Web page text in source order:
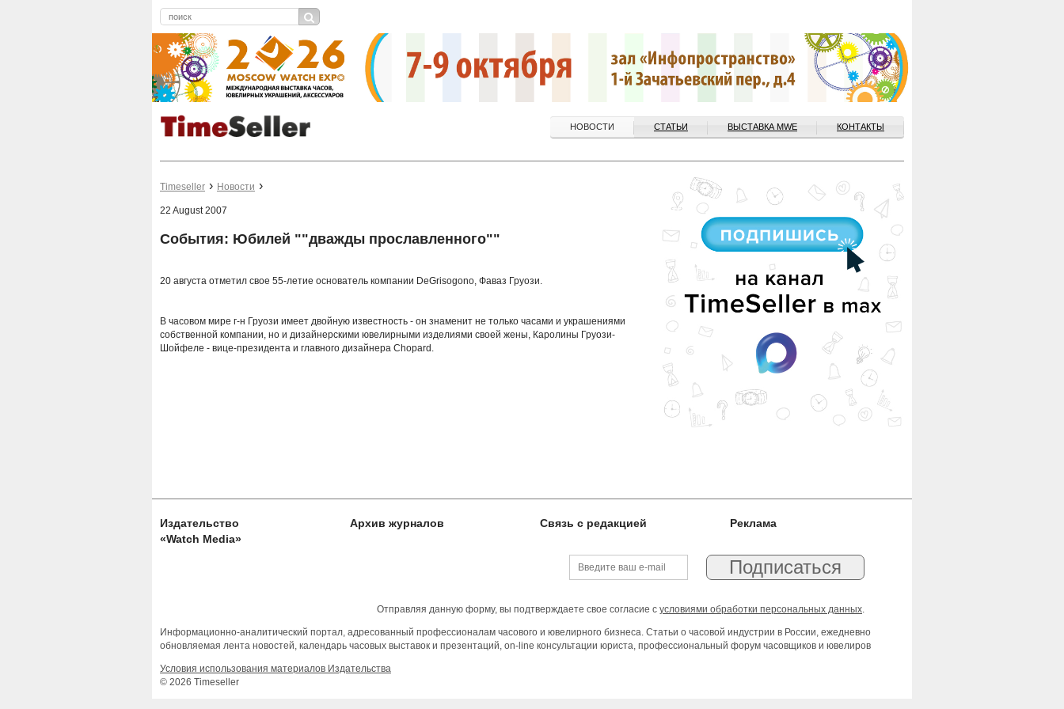
НОВОСТИ СТАТЬИ ВЫСТАВКА MWE КОНТАКТЫ
Timeseller Новости
22 August 2007
События: Юбилей ""дважды прославленного""
20 августа отметил свое 55-летие основатель компании DeGrisogono, Фаваз Груози.
В часовом мире г-н Груози имеет двойную известность - он знаменит не только часами и украшениями
собственной компании, но и дизайнерскими ювелирными изделиями своей жены, Каролины Груози-
Шойфеле - вице-президента и главного дизайнера Chopard.
Издательство
«Watch Media»
Архив журналов Связь с редакцией Реклама
Отправляя данную форму, вы подтверждаете свое согласие с условиями обработки персональных данных.
Информационно-аналитический портал, адресованный профессионалам часового и ювелирного бизнеса. Статьи о часовой индустрии в России, ежедневно
обновляемая лента новостей, календарь часовых выставок и презентаций, on-line консультации юриста, профессиональный форум часовщиков и ювелиров
Условия использования материалов Издательства
© 2026 Timeseller